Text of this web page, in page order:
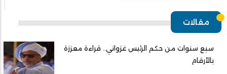
مقالات
سبع سنوات من حكم الرئيس غزواني.. قراءة معززة
بالأرقام